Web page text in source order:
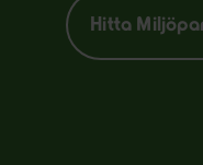
Hitta